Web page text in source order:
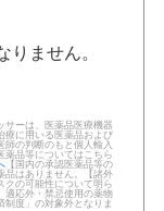
ません。
サーは、医薬品医療機器
療に用いる医薬品および
師の判断のもと個人輸入
薬品等についてはこちら
【国内の承認医薬品等の
品はありません。【諸外
クの可能性について明ら
適応外・禁忌使用の薬物
制度」の対象外となりま